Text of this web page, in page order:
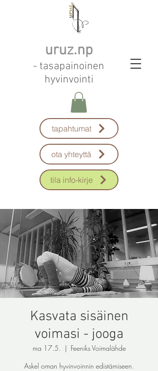
uruz.np
- tasapainoinen
hyvinvointi
tapahtumat
ota yhteyttä
tila info-kirje
Kasvata sisäinen
voimasi - jooga
ma 17.5.
  |
Feeniks Voimalähde
Askel oman hyvinvoinnin edistämiseen.